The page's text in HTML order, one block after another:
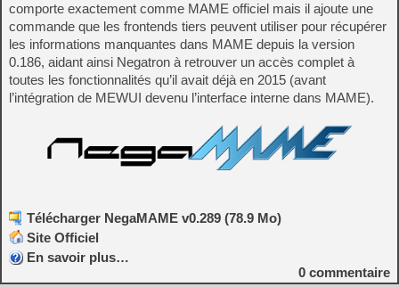
comporte exactement comme MAME officiel mais il ajoute une
commande que les frontends tiers peuvent utiliser pour récupérer
les informations manquantes dans MAME depuis la version
0.186, aidant ainsi Negatron à retrouver un accès complet à
toutes les fonctionnalités qu’il avait déjà en 2015 (avant
l’intégration de MEWUI devenu l’interface interne dans MAME).
Télécharger NegaMAME v0.289 (78.9 Mo)
Site Officiel
En savoir plus…
0 commentaire